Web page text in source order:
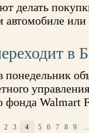
делать
автомобиле
в
фонда
2 3 4 5 6 7 8 9